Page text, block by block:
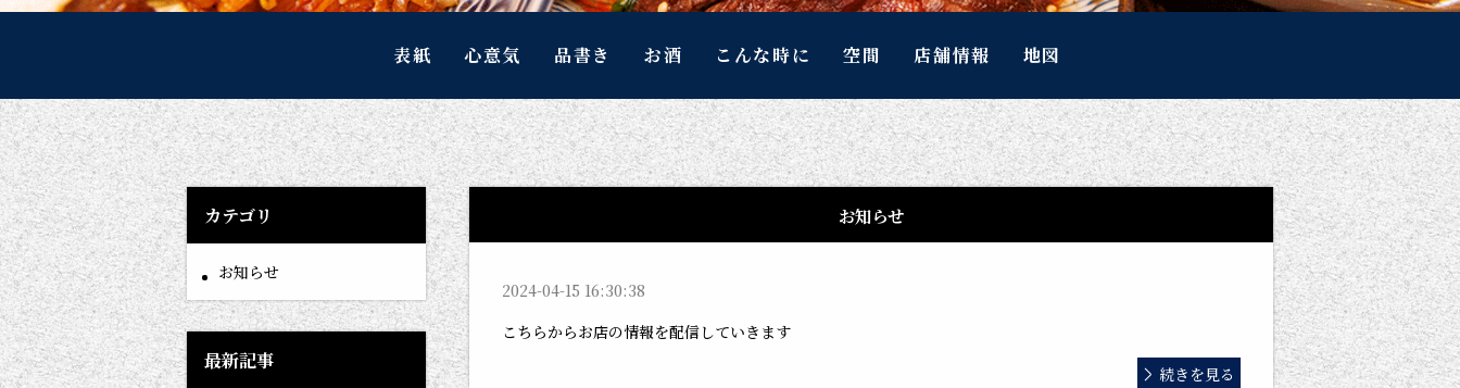
表紙 心意気 品書き お酒 こんな時に 空間 店舗情報 地図
カテゴリ
お知らせ
最新記事
お知らせ
2024-04-15 16:30:38
こちらからお店の情報を配信していきます
続きを見る